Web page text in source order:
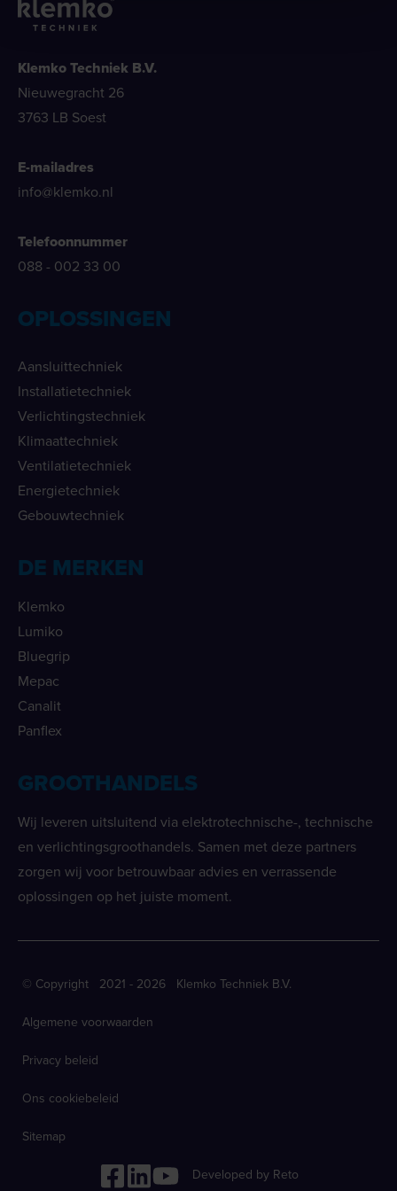
Klemko Techniek B.V.
Nieuwegracht 26
3763 LB Soest
E-mailadres
info@klemko.nl
Telefoonnummer
088 - 002 33 00
OPLOSSINGEN
Aansluittechniek
Installatietechniek
Verlichtingstechniek
Klimaattechniek
Ventilatietechniek
Energietechniek
Gebouwtechniek
DE MERKEN
Klemko
Lumiko
Bluegrip
Mepac
Canalit
Panflex
GROOTHANDELS
Wij leveren uitsluitend via elektrotechnische-, technische
en verlichtingsgroothandels. Samen met deze partners
zorgen wij voor betrouwbaar advies en verrassende
oplossingen op het juiste moment.
© Copyright 2021 - 2026 Klemko Techniek B.V.
Algemene voorwaarden
Privacy beleid
Ons cookiebeleid
Sitemap
Developed by Reto